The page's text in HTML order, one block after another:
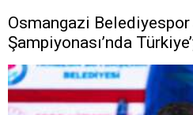
Osmangazi
Şampiyonası’nda